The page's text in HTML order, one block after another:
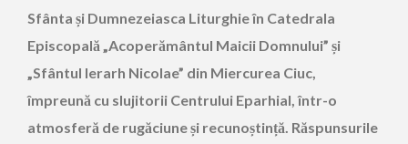
Sfânta și Dumnezeiasca Liturghie în Catedrala
Episcopală „Acoperământul Maicii Domnului” și
„Sfântul Ierarh Nicolae” din Miercurea Ciuc,
împreună cu slujitorii Centrului Eparhial, într-o
atmosferă de rugăciune și recunoștință. Răspunsurile